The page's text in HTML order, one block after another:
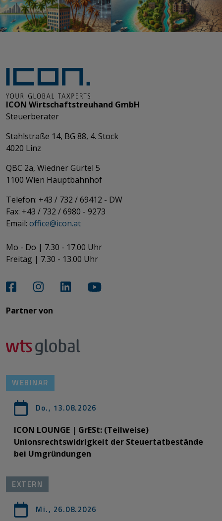
ICON Wirtschaftstreuhand GmbH
Steuerberater
Stahlstraße 14, BG 88, 4. Stock
4020 Linz
QBC 2a, Wiedner Gürtel 5
​​​​​​​1100 Wien Hauptbahnhof
Telefon: +43 / 732 / 69412 - DW
Fax: +43 / 732 / 6980 - 9273
​​​​​​​Email: office@­icon.at
Mo - Do | 7.30 - 17.00 Uhr
Freitag | 7.30 - 13.00 Uhr​​​​​​​
Partner von​​​​​​
WEBINAR
Do., 13.08.2026
ICON LOUNGE | GrESt: (Teilweise)
Unionsrechtswidrigkeit der Steuertatbestände
bei Umgründungen
EXTERN
Mi., 26.08.2026